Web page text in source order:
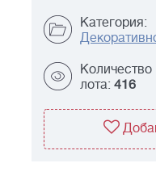
Категория:
лота: 416